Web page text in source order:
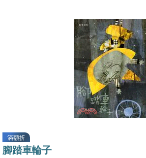
偉大的迷走神經
滿額折
腳踏車輪子